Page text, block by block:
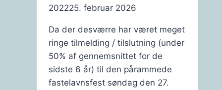
202225. februar 2026
Da der desværre har været meget
ringe tilmelding / tilslutning (under
50% af gennemsnittet for de
sidste 6 år) til den pårammede
fastelavnsfest søndag den 27.